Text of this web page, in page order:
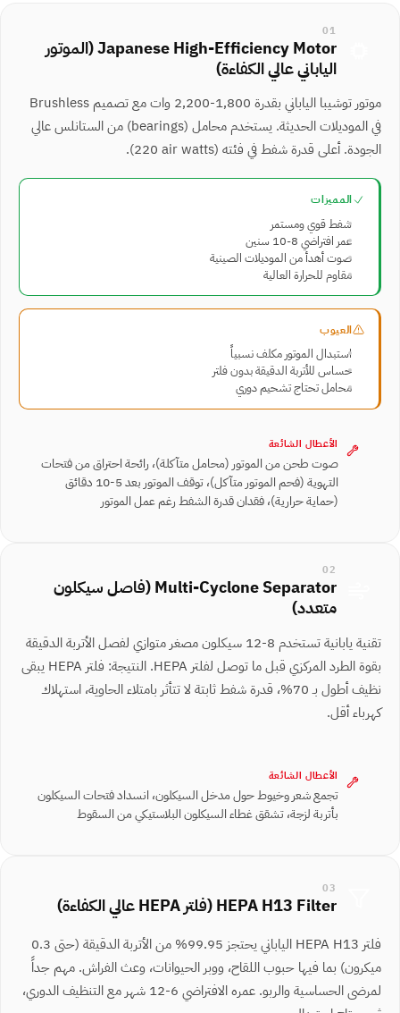
01
Japanese High-Efficiency Motor (الموتور
الياباني عالي الكفاءة)
موتور توشيبا الياباني بقدرة 1,800-2,200 وات مع تصميم Brushless
في الموديلات الحديثة. يستخدم محامل ⁨(bearings)⁩ من الستانلس عالي
الجودة. أعلى قدرة شفط في فئته ⁨(220 air watts)⁩.
المميزات
شفط قوي ومستمر
عمر افتراضي 8-10 سنين
صوت أهدأ من الموديلات الصينية
مقاوم للحرارة العالية
العيوب
استبدال الموتور مكلف نسبياً
حساس للأتربة الدقيقة بدون فلتر
محامل تحتاج تشحيم دوري
الأعطال الشائعة
صوت طحن من الموتور (محامل متآكلة)، رائحة احتراق من فتحات
التهوية (فحم الموتور متآكل)، توقف الموتور بعد 5-10 دقائق
(حماية حرارية)، فقدان قدرة الشفط رغم عمل الموتور
02
Multi-Cyclone Separator (فاصل سيكلون
متعدد)
تقنية يابانية تستخدم 8-12 سيكلون مصغر متوازي لفصل الأتربة الدقيقة
بقوة الطرد المركزي قبل ما توصل لفلتر HEPA. النتيجة: فلتر HEPA يبقى
نظيف أطول بـ 70%، قدرة شفط ثابتة لا تتأثر بامتلاء الحاوية، استهلاك
كهرباء أقل.
الأعطال الشائعة
تجمع شعر وخيوط حول مدخل السيكلون، انسداد فتحات السيكلون
بأتربة لزجة، تشقق غطاء السيكلون البلاستيكي من السقوط
03
HEPA H13 Filter ⁨(فلتر HEPA عالي الكفاءة)⁩
فلتر HEPA H13 الياباني يحتجز 99.95% من الأتربة الدقيقة (حتى 0.3
ميكرون) بما فيها حبوب اللقاح، ووبر الحيوانات، وعث الفراش. مهم جداً
لمرضى الحساسية والربو. عمره الافتراضي 6-12 شهر مع التنظيف الدوري،